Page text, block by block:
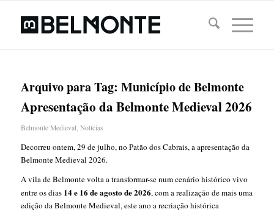
Arquivo para Tag: Município de Belmonte
Apresentação da Belmonte Medieval 2026
Belmonte Medieval, Notícias
Decorreu ontem, 29 de julho, no Patão dos Cabrais, a apresentação da
Belmonte Medieval 2026.
A vila de Belmonte volta a transformar-se num cenário histórico vivo
entre os dias 14 e 16 de agosto de 2026, com a realização de mais uma
edição da Belmonte Medieval, este ano a recriação histórica